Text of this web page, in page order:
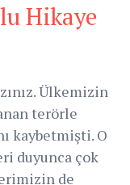
Hikaye
Ülkemizin
terörle
kaybetmişti. O
duyunca çok
de